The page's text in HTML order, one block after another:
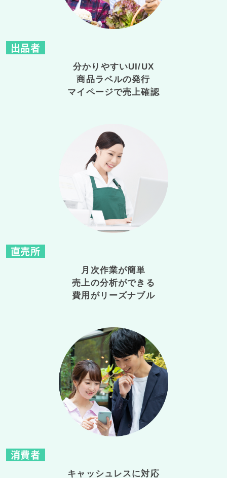
出品者
分かりやすいUI/UX
商品ラベルの発行
マイページで売上確認
直売所
月次作業が簡単
売上の分析ができる
費用がリーズナブル
消費者
キャッシュレスに対応